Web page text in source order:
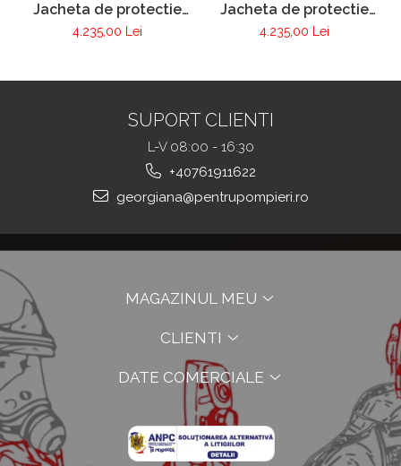
Jacheta de protectie
FIRE MAX 3 albastru
inchis, NOMEX®
4.235,00 Lei
Jacheta de protectie
FIRE MAX 3 galben,
NOMEX® Tought
4.235,00 Lei
SUPORT CLIENTI
L-V 08:00 - 16:30
+40761911622
georgiana@pentrupompieri.ro
MAGAZINUL MEU
CLIENTI
DATE COMERCIALE